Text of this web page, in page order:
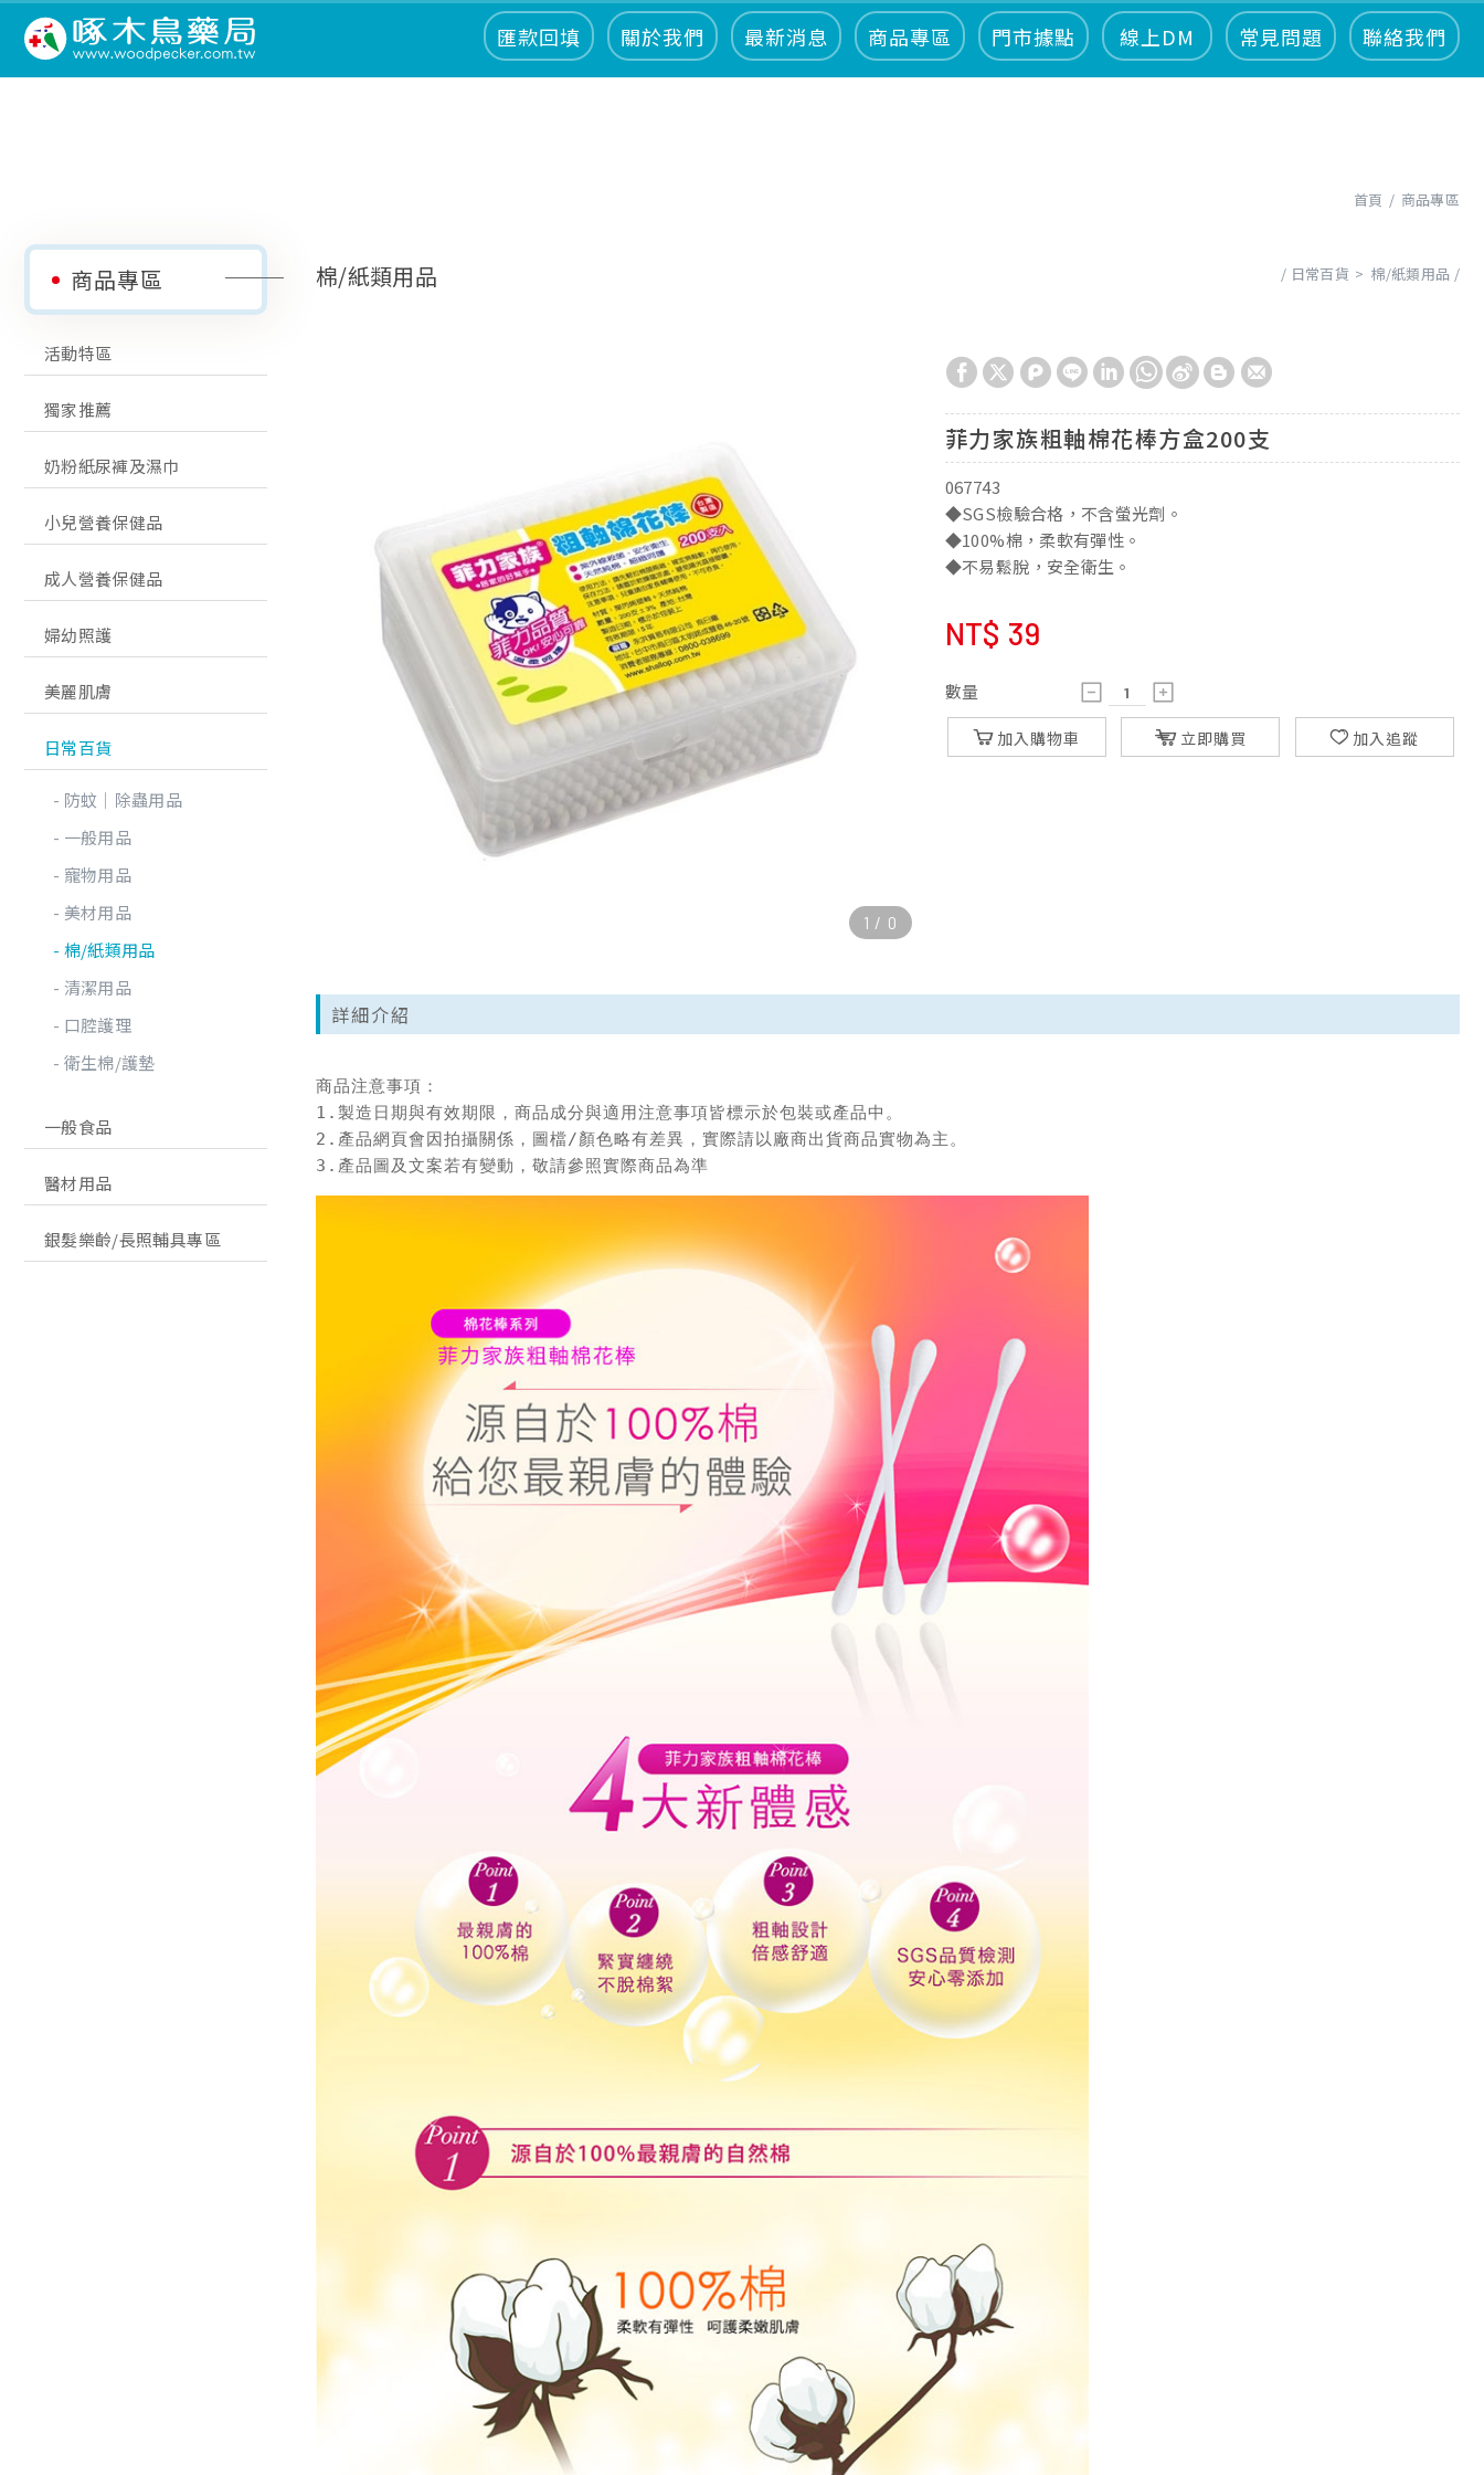
匯款回填 關於我們 最新消息 商品專區 門市據點 線上DM 常見問題 聯絡我們
首頁 商品專區
商品專區
活動特區
獨家推薦
奶粉紙尿褲及濕巾
小兒營養保健品
成人營養保健品
婦幼照護
美麗肌膚
日常百貨
防蚊│除蟲用品
一般用品
寵物用品
美材用品
棉/紙類用品
清潔用品
口腔護理
衛生棉/護墊
一般食品
醫材用品
銀髮樂齡/長照輔具專區
棉/紙類用品 日常百貨 棉/紙類用品
菲力家族粗軸棉花棒方盒200支
067743
◆SGS檢驗合格，不含螢光劑。
◆100%棉，柔軟有彈性。
◆不易鬆脫，安全衛生。
NT$ 39
數量
加入購物車 立即購買 加入追蹤
1 / 0
詳細介紹
商品注意事項：
1.製造日期與有效期限，商品成分與適用注意事項皆標示於包裝或產品中。
2.產品網頁會因拍攝關係，圖檔/顏色略有差異，實際請以廠商出貨商品實物為主。
3.產品圖及文案若有變動，敬請參照實際商品為準